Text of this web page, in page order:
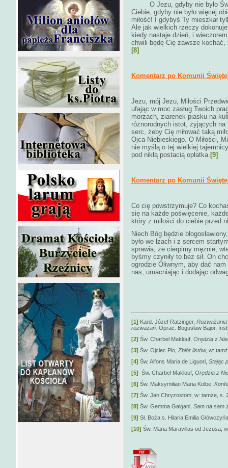
O Jezu, gdyby nie było
Ciebie, gdyby nie było więcej
miłość! I gdybyś Ty mieszkał
Ale jak wielkich rzeczy
kiedy nastaje dzień, i
chwili będę Cię zawsze
[8]
Komentarz po Komunii
Jezu, mój Jezu, Miłości
ufając w moc zasług Twoich
morzach, ziarenek piasku na
różnorodnych istot, żyjących
serc, żeby Cię miłować taką
Ojca Niebieskiego. O Miłości,
nie myślą o tej wielkiej
pod nikłą postacią opłatka. [9]
Komentarz po Komunii
Co cię powstrzymuje? Co
się na każde poświęcenie,
który z miłości do ciebie przed
Niech Bóg będzie
było we łzach i z sercem
sprawia, że cierpimy mężnie,
byśmy czyniły to bez sił. On
ogrodzie Oliwnym, aby dać
nas, umacniając i dodając
[1] Kard. Józef Ratzinger,
rozważań. Oprac. Bogusław Bajor,
[2] Św. Charbel Maklouf, Orędzia z
[3] Św. Ojciec Pio, Zbiór listów, w:
[4] Św. Alfons Maria de Liguori, Stając
[5] Św. Charbel Maklouf, Orędzia z
[6] Św. Maksymilian Maria Kolbe,
[7] Św. Jan Chryzostom, w: tamże, s.
[8] Św. Gemma Galgani, Sam na sam
[9] Sł. Boża s. Hilaria Emilia
[10] Św. Maria Maravillas od Jezusa,